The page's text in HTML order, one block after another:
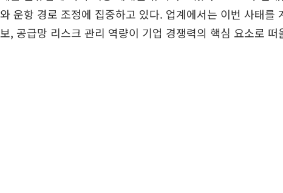
와 운항 경로 조정에 집중하고 있다. 업계에서는 이번 사태를
보, 공급망 리스크 관리 역량이 기업 경쟁력의 핵심 요소로 떠